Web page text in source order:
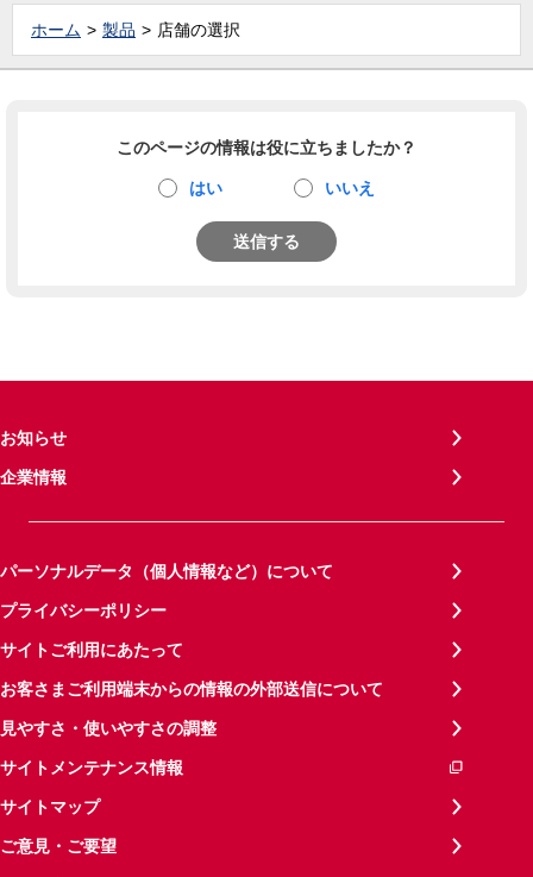
ホーム 製品 店舗の選択
このページの情報は役に立ちましたか？
はい いいえ
送信する
お知らせ
企業情報
パーソナルデータ（個人情報など）について
プライバシーポリシー
サイトご利用にあたって
お客さまご利用端末からの情報の外部送信について
見やすさ・使いやすさの調整
サイトメンテナンス情報
サイトマップ
ご意見・ご要望